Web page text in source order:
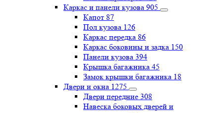
Каркас и панели кузова 905
Капот 87
Пол кузова 126
Каркас передка 86
Каркас боковины и задка 150
Панели кузова 394
Крышка багажника 45
Замок крышки багажника 18
Двери и окна 1275
Двери передние 308
Навеска боковых дверей и